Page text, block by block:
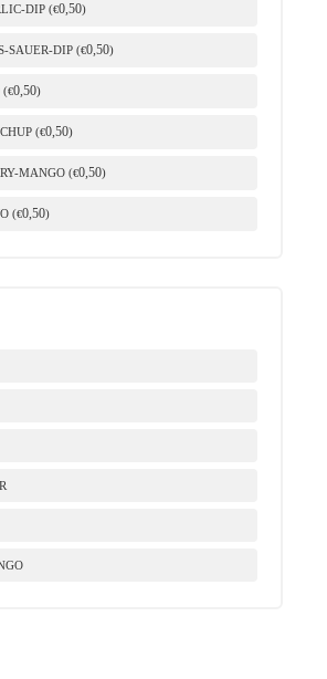
DIP (€0,50)
SAUER-DIP ( €0,50)
(€0,50)
(€0,50)
MANGO (€0,50)
(€0,50)